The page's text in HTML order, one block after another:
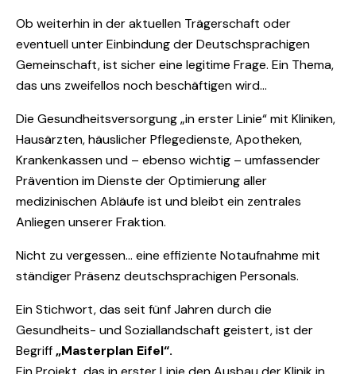
Ob weiterhin in der aktuellen Trägerschaft oder
eventuell unter Einbindung der Deutschsprachigen
Gemeinschaft, ist sicher eine legitime Frage. Ein Thema,
das uns zweifellos noch beschäftigen wird…
Die Gesundheitsversorgung „in erster Linie“ mit Kliniken,
Hausärzten, häuslicher Pflegedienste, Apotheken,
Krankenkassen und – ebenso wichtig – umfassender
Prävention im Dienste der Optimierung aller
medizinischen Abläufe ist und bleibt ein zentrales
Anliegen unserer Fraktion.
Nicht zu vergessen… eine effiziente Notaufnahme mit
ständiger Präsenz deutschsprachigen Personals.
Ein Stichwort, das seit fünf Jahren durch die
Gesundheits- und Soziallandschaft geistert, ist der
Begriff„Masterplan Eifel“.